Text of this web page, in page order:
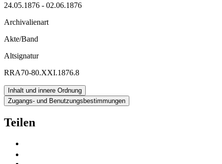
24.05.1876 - 02.06.1876
Archivalienart
Akte/Band
Altsignatur
RRA70-80.XXI.1876.8
Inhalt und innere Ordnung
Zugangs- und Benutzungsbestimmungen
Teilen